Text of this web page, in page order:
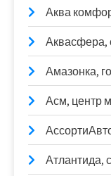
Аква
Аквасфера,
Амазонка,
Асм, центр
Атлантида,